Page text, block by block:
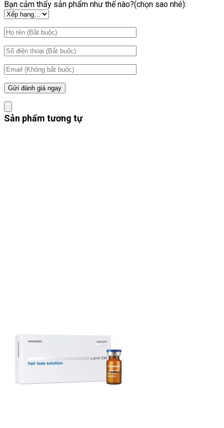
Bạn cảm thấy sản phẩm như thế nào?(chọn sao nhé):
Sản phẩm tương tự